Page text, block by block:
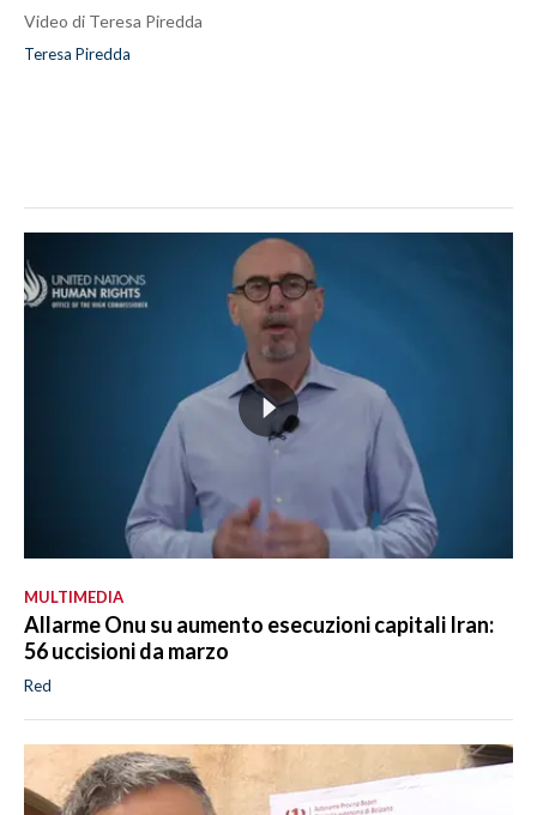
Video di Teresa Piredda
Teresa Piredda
MULTIMEDIA
Allarme Onu su aumento esecuzioni capitali Iran:
56 uccisioni da marzo
Red